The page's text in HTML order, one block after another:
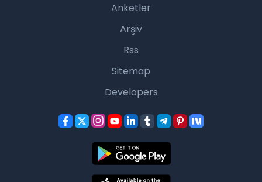
Anketler
Arşiv
Rss
Sitemap
Developers